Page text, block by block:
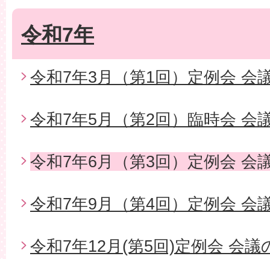
令和7年
令和7年3月（第1回）定例会 会
令和7年5月（第2回）臨時会 会
令和7年6月（第3回）定例会 会
令和7年9月（第4回）定例会 会
令和7年12月(第5回)定例会 会議